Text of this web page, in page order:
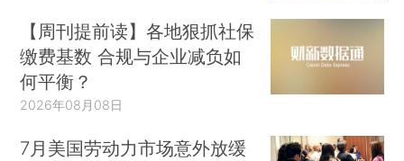
【周刊提前读】各地狠抓社保
缴费基数 合规与企业减负如
何平衡？
2026年08月08日
7月美国劳动力市场意外放缓